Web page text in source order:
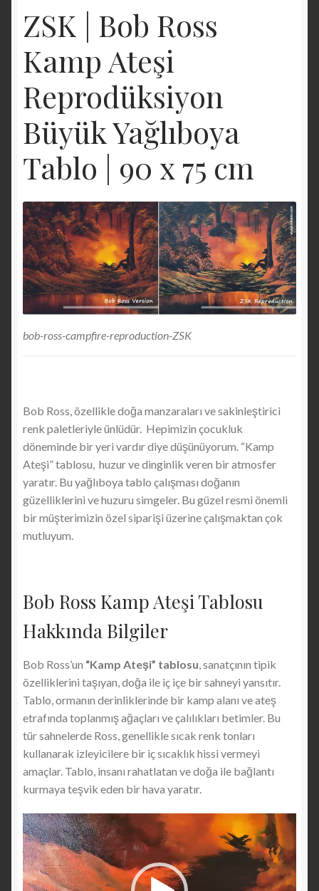
ZSK | Bob Ross
Kamp Ateşi
Reprodüksiyon
Büyük Yağlıboya
Tablo | 90 x 75 cm
bob-ross-campfire-reproduction-ZSK
Bob Ross, özellikle doğa manzaraları ve sakinleştirici
renk paletleriyle ünlüdür. Hepimizin çocukluk
döneminde bir yeri vardır diye düşünüyorum. “Kamp
Ateşi” tablosu, huzur ve dinginlik veren bir atmosfer
yaratır. Bu yağlıboya tablo çalışması doğanın
güzelliklerini ve huzuru simgeler. Bu güzel resmi önemli
bir müşterimizin özel siparişi üzerine çalışmaktan çok
mutluyum.
Bob Ross Kamp Ateşi Tablosu
Hakkında Bilgiler
Bob Ross’un “Kamp Ateşi” tablosu , sanatçının tipik
özelliklerini taşıyan, doğa ile iç içe bir sahneyi yansıtır.
Tablo, ormanın derinliklerinde bir kamp alanı ve ateş
etrafında toplanmış ağaçları ve çalılıkları betimler. Bu
tür sahnelerde Ross, genellikle sıcak renk tonları
kullanarak izleyicilere bir iç sıcaklık hissi vermeyi
amaçlar. Tablo, insanı rahatlatan ve doğa ile bağlantı
kurmaya teşvik eden bir hava yaratır.
Video
oynatıcı